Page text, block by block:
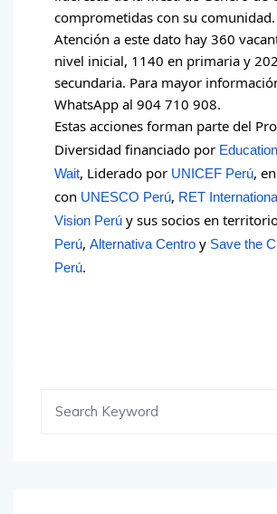
comprometidas con su comunidad.
Atención a este dato hay 360
nivel inicial, 1140 en primaria y
secundaria. Para mayor
WhatsApp al 904 710 908.
Estas acciones forman parte del
Diversidad financiado por
Wait, Liderado por UNICEF Perú,
con UNESCO Perú, RET
Vision Perú y sus socios en
Perú, Alternativa Centro y Save the
Perú.